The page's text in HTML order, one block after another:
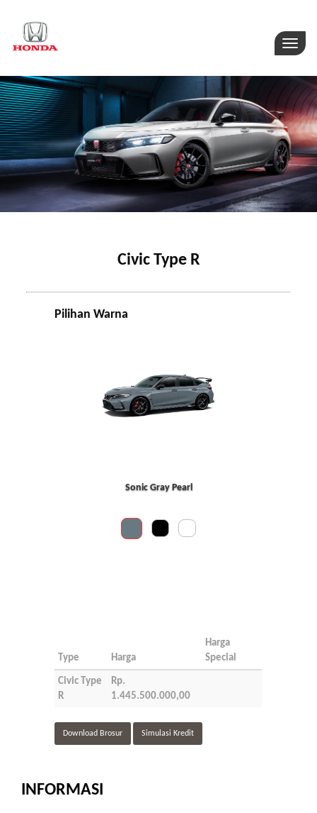
Toggle
Civic Type R
Pilihan Warna
Sonic Gray Pearl
Type Harga
Harga
Special
Civic Type
R
Rp.
1.445.500.000,00
Download Brosur Simulasi Kredit
INFORMASI